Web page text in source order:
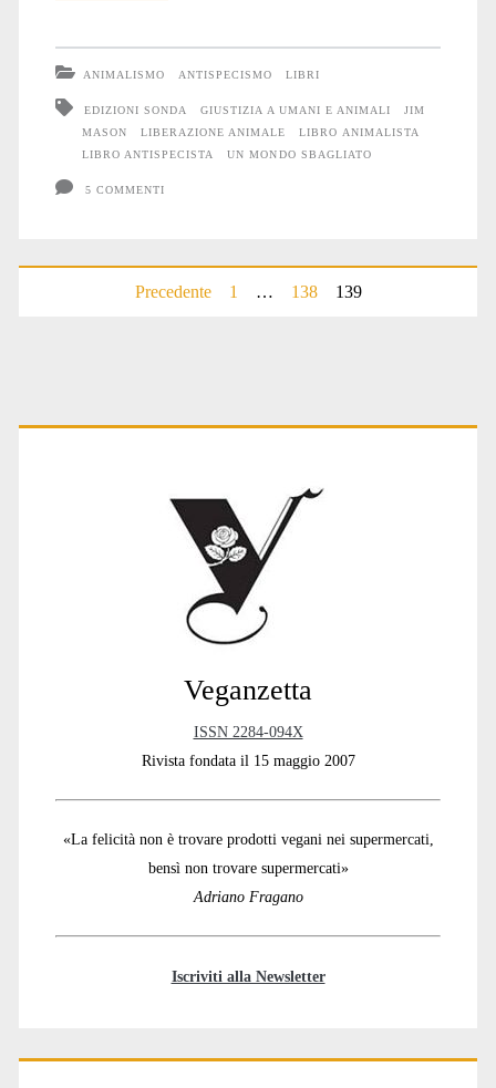
ANIMALISMO ANTISPECISMO LIBRI
EDIZIONI SONDA GIUSTIZIA A UMANI E ANIMALI
JIM
MASON
LIBERAZIONE ANIMALE
LIBRO ANIMALISTA
LIBRO ANTISPECISTA
UN MONDO SBAGLIATO
5 COMMENTI
Paginazione
Precedente 1 … 138 139
Primary
Veganzetta
ISSN 2284-094X
Rivista fondata il 15 maggio 2007
«La felicità non è trovare prodotti vegani nei supermercati,
bensì non trovare supermercati»
Adriano Fragano
Iscriviti alla Newsletter